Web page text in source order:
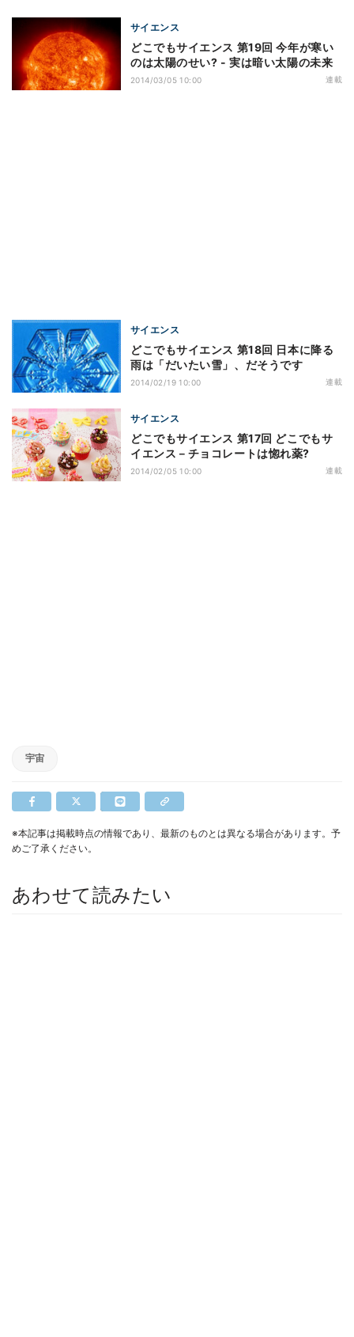
サイエンス
どこでもサイエンス 第19回 今年が寒い
のは太陽のせい? - 実は暗い太陽の未来
2014/03/05 10:00 連載
サイエンス
どこでもサイエンス 第18回 日本に降る
雨は「だいたい雪」、だそうです
2014/02/19 10:00 連載
サイエンス
どこでもサイエンス 第17回 どこでもサ
イエンス－チョコレートは惚れ薬?
2014/02/05 10:00 連載
宇宙
※本記事は掲載時点の情報であり、最新のものとは異なる場合があります。予
めご了承ください。
あわせて読みたい